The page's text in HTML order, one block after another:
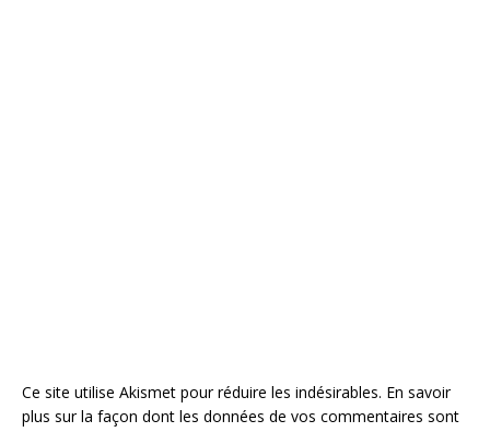
Ce site utilise Akismet pour réduire les indésirables. En savoir
plus sur la façon dont les données de vos commentaires sont